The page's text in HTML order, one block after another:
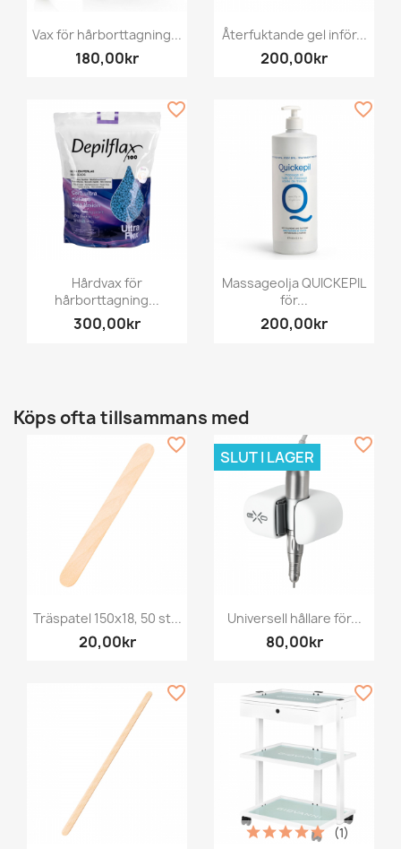
Vax för hårborttagning...
180,00kr
Återfuktande gel inför...
200,00kr
Hårdvax för
hårborttagning...
300,00kr
favorite_border
Massageolja QUICKEPIL
för...
200,00kr
favorite_border
Köps ofta tillsammans med
Träspatel 150x18, 50 st...
20,00kr
favorite_border
Universell hållare för...
80,00kr
SLUT I LAGER
favorite_border
favorite_border
(1)
favorite_border